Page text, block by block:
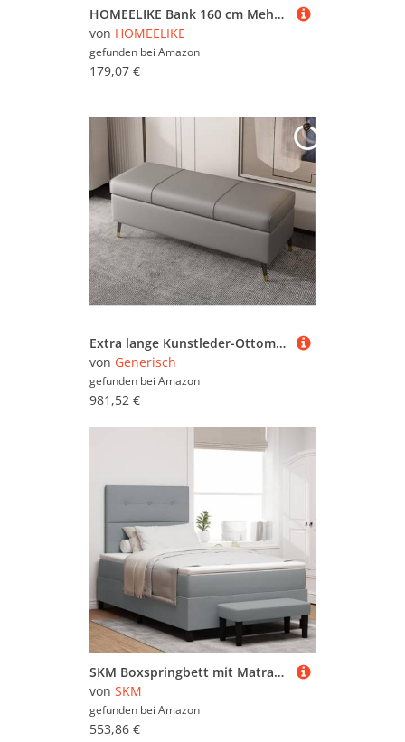
HOMEELIKE Bank 160 cm Mehrfarbig Chindi-Stoff
von HOMEELIKE
gefunden bei Amazon
179,07 €
Extra lange Kunstleder-Ottomane, rechteckige Bank für Wohnzimmer und Eingangsbereich, Fußstütze und Truhe aus PU-Leder, mit Kissen, vielseitige, graue Möbel für Bett und Fußbett
von Generisch
gefunden bei Amazon
981,52 €
SKM Boxspringbett mit Matratze & Bank Hellgrau 120x200 cm Stoff,Möbel,Betten & Zubehör,Betten & Bettgestelle,Hellgrau,63.9KG,3344058
von SKM
gefunden bei Amazon
553,86 €